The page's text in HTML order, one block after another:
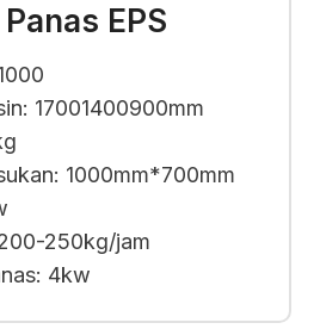
EPS
17001400900mm
1000mm*700mm
250kg/jam
4kw